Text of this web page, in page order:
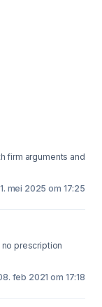
arguments and
mei 2025 om 17:25
prescription
feb 2021 om 17:18